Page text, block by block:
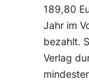
189,80
Jahr im
bezahlt.
Verlag